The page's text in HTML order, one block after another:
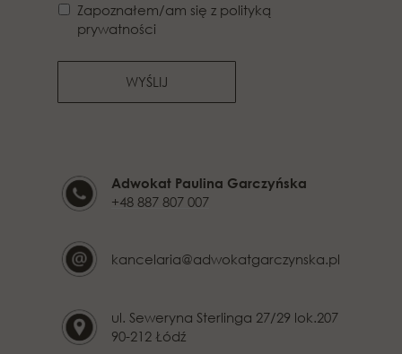
ul. Seweryna Sterlinga 27/29 lok.207
90-212 Łódź
kancelaria@adwokatgarczynska.pl
Adwokat Paulina Garczyńska
+48 887 807 007
Zapoznałem/am się z polityką
prywatności
WYŚLIJ